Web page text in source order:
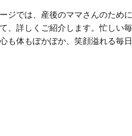
ジでは、産後のママさんのため
、詳しくご紹介します。忙しい
も体もぽかぽか、笑顔溢れる毎